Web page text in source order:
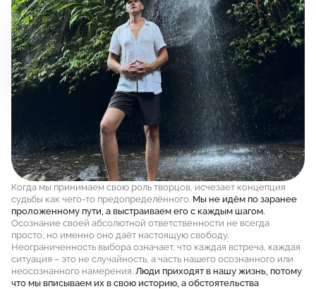
Когда мы принимаем свою роль творцов, исчезает концепция
судьбы как чего-то предопределённого. Мы не идём по заранее
проложенному пути, а выстраиваем его с каждым шагом.
Осознание своей абсолютной ответственности не всегда
просто, но именно оно даёт настоящую свободу.
Неограниченность выбора означает, что каждая встреча, каждая
ситуация – это не случайность, а часть нашего осознанного или
неосознанного намерения. Люди приходят в нашу жизнь, потому
что мы вписываем их в свою историю, а обстоятельства